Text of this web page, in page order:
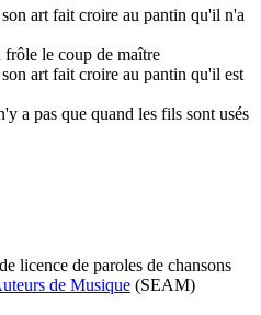
art fait croire au pantin qu'il n'a
le coup de maître
art fait croire au pantin qu'il est
a pas que quand les fils sont usés
licence de paroles de chansons
de Musique (SEAM)